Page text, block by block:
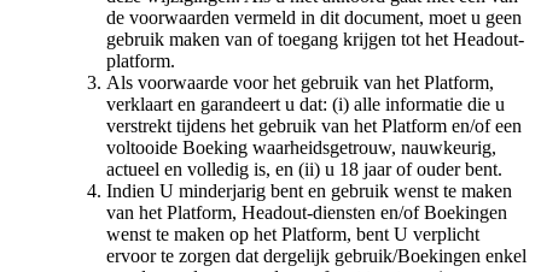
de voorwaarden vermeld in dit document, moet u geen
gebruik maken van of toegang krijgen tot het Headout-
platform.
Als voorwaarde voor het gebruik van het Platform,
verklaart en garandeert u dat: (i) alle informatie die u
verstrekt tijdens het gebruik van het Platform en/of een
voltooide Boeking waarheidsgetrouw, nauwkeurig,
actueel en volledig is, en (ii) u 18 jaar of ouder bent.
Indien U minderjarig bent en gebruik wenst te maken
van het Platform, Headout-diensten en/of Boekingen
wenst te maken op het Platform, bent U verplicht
ervoor te zorgen dat dergelijk gebruik/Boekingen enkel